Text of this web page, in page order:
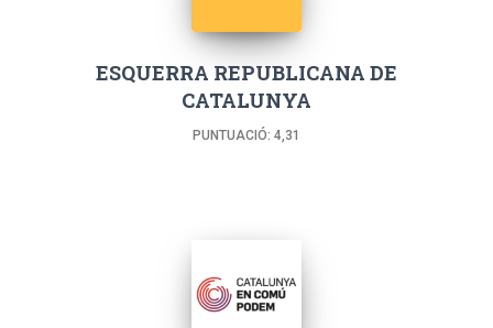
ESQUERRA REPUBLICANA DE
CATALUNYA
PUNTUACIÓ: 4,31